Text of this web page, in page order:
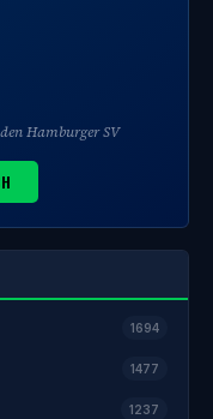
Hamburger SV
1694
1477
1237